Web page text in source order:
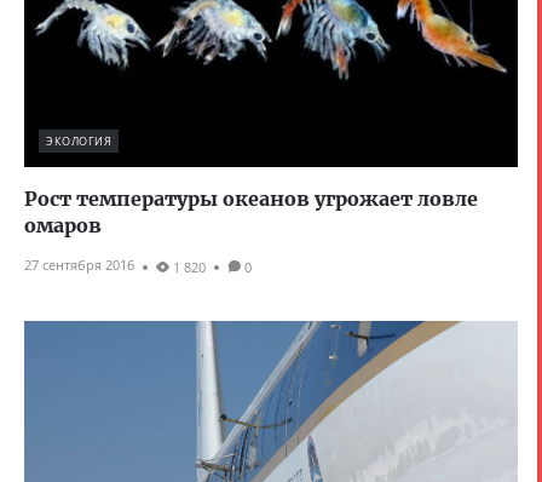
ЭКОЛОГИЯ
Рост температуры океанов угрожает ловле
омаров
27 сентября 2016 1 820 0